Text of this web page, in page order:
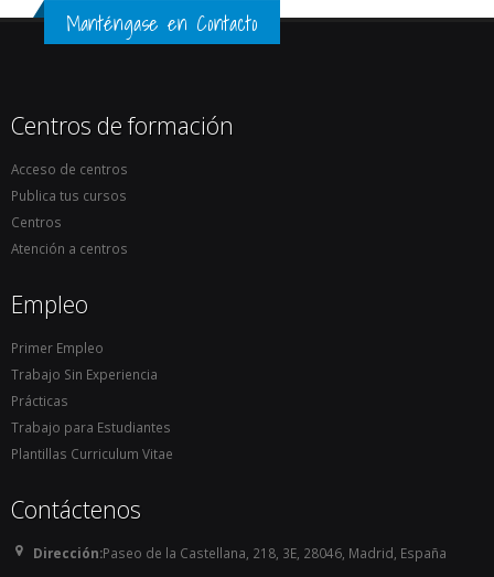
Manténgase en Contacto
Centros de formación
Acceso de centros
Publica tus cursos
Centros
Atención a centros
Empleo
Primer Empleo
Trabajo Sin Experiencia
Prácticas
Trabajo para Estudiantes
Plantillas Curriculum Vitae
Contáctenos
Dirección:Paseo de la Castellana, 218, 3E, 28046, Madrid, España